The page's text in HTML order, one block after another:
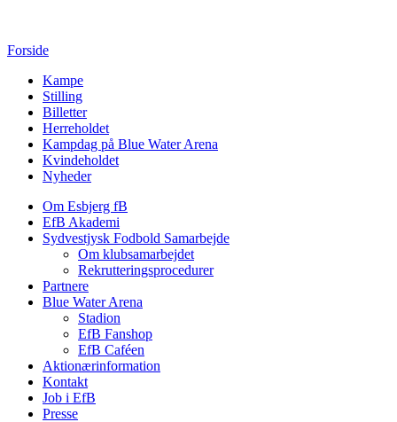
Forside
Kampe
Stilling
Billetter
Herreholdet
Kampdag på Blue Water Arena
Kvindeholdet
Nyheder
Om Esbjerg fB
EfB Akademi
Sydvestjysk Fodbold Samarbejde
Om klubsamarbejdet
Rekrutteringsprocedurer
Partnere
Blue Water Arena
Stadion
EfB Fanshop
EfB Caféen
Aktionærinformation
Kontakt
Job i EfB
Presse